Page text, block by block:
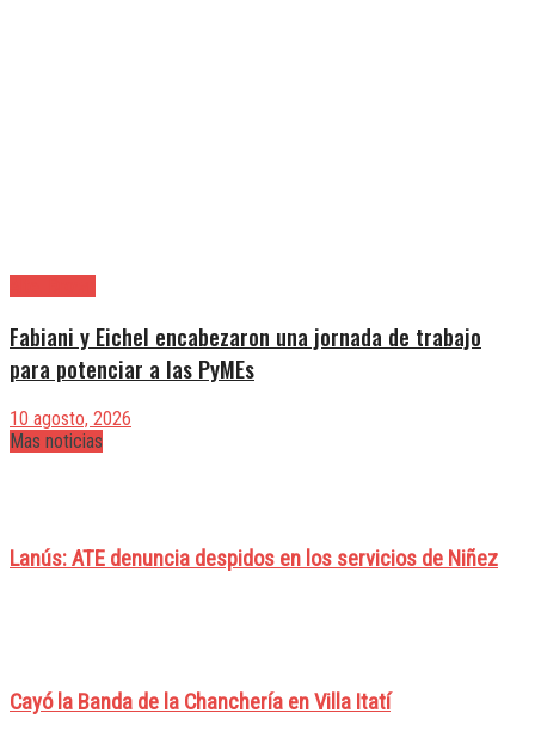
Fabiani y Eichel encabezaron una jornada de trabajo
para potenciar a las PyMEs
10 agosto, 2026
Mas noticias
Lanús: ATE denuncia despidos en los servicios de Niñez
Cayó la Banda de la Chanchería en Villa Itatí